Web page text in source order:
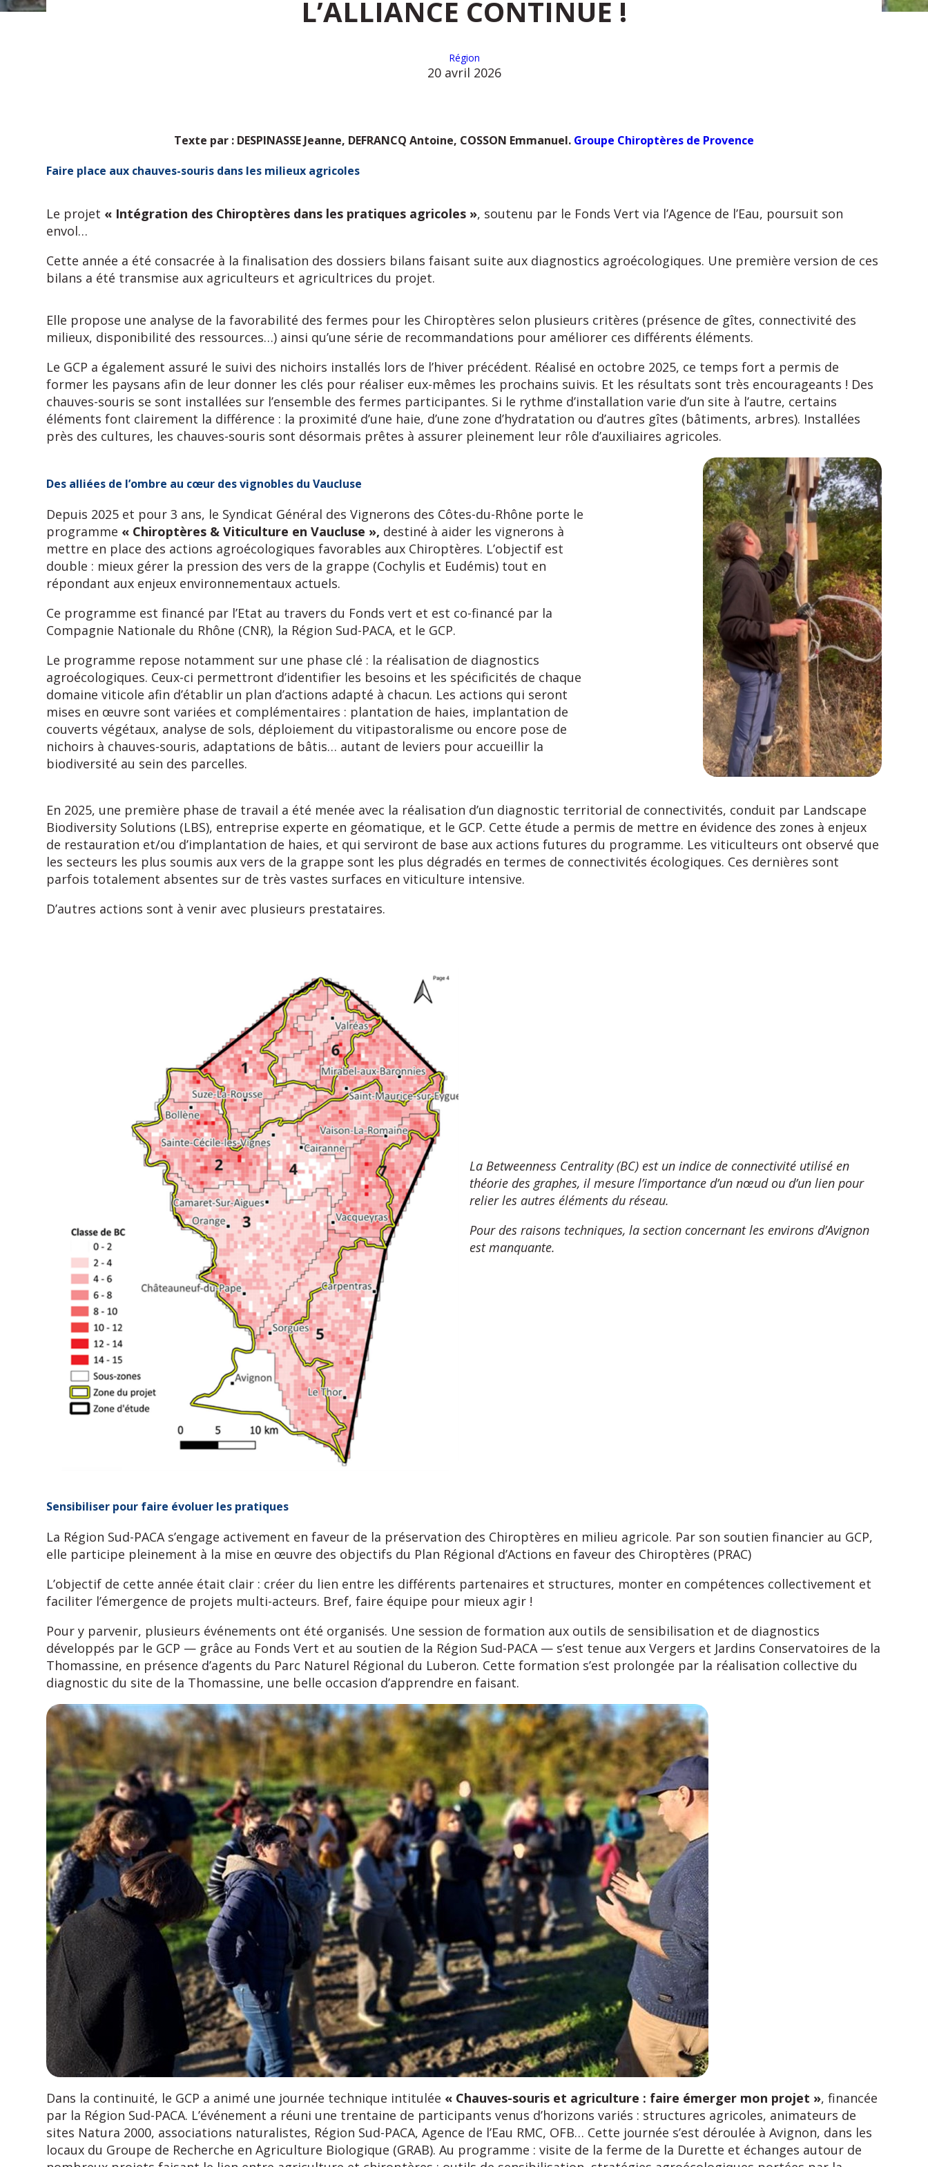
L’ALLIANCE CONTINUE !
Région
20 avril 2026
Texte par : DESPINASSE Jeanne, DEFRANCQ Antoine, COSSON Emmanuel. Groupe Chiroptères de Provence
Faire place aux chauves-souris dans les milieux agricoles
Le projet « Intégration des Chiroptères dans les pratiques agricoles », soutenu par le Fonds Vert via l’Agence de l’Eau, poursuit son
envol…
Cette année a été consacrée à la finalisation des dossiers bilans faisant suite aux diagnostics agroécologiques. Une première version de ces
bilans a été transmise aux agriculteurs et agricultrices du projet.
Elle propose une analyse de la favorabilité des fermes pour les Chiroptères selon plusieurs critères (présence de gîtes, connectivité des
milieux, disponibilité des ressources…) ainsi qu’une série de recommandations pour améliorer ces différents éléments.
Le GCP a également assuré le suivi des nichoirs installés lors de l’hiver précédent. Réalisé en octobre 2025, ce temps fort a permis de
former les paysans afin de leur donner les clés pour réaliser eux-mêmes les prochains suivis. Et les résultats sont très encourageants ! Des
chauves-souris se sont installées sur l’ensemble des fermes participantes. Si le rythme d’installation varie d’un site à l’autre, certains
éléments font clairement la différence : la proximité d’une haie, d’une zone d’hydratation ou d’autres gîtes (bâtiments, arbres). Installées
près des cultures, les chauves-souris sont désormais prêtes à assurer pleinement leur rôle d’auxiliaires agricoles.
Des alliées de l’ombre au cœur des vignobles du Vaucluse
Depuis 2025 et pour 3 ans, le Syndicat Général des Vignerons des Côtes-du-Rhône porte le
programme « Chiroptères & Viticulture en Vaucluse », destiné à aider les vignerons à
mettre en place des actions agroécologiques favorables aux Chiroptères. L’objectif est
double : mieux gérer la pression des vers de la grappe (Cochylis et Eudémis) tout en
répondant aux enjeux environnementaux actuels.
Ce programme est financé par l’Etat au travers du Fonds vert et est co-financé par la
Compagnie Nationale du Rhône (CNR), la Région Sud-PACA, et le GCP.
Le programme repose notamment sur une phase clé : la réalisation de diagnostics
agroécologiques. Ceux-ci permettront d’identifier les besoins et les spécificités de chaque
domaine viticole afin d’établir un plan d’actions adapté à chacun. Les actions qui seront
mises en œuvre sont variées et complémentaires : plantation de haies, implantation de
couverts végétaux, analyse de sols, déploiement du vitipastoralisme ou encore pose de
nichoirs à chauves-souris, adaptations de bâtis… autant de leviers pour accueillir la
biodiversité au sein des parcelles.
En 2025, une première phase de travail a été menée avec la réalisation d’un diagnostic territorial de connectivités, conduit par Landscape
Biodiversity Solutions (LBS), entreprise experte en géomatique, et le GCP. Cette étude a permis de mettre en évidence des zones à enjeux
de restauration et/ou d’implantation de haies, et qui serviront de base aux actions futures du programme. Les viticulteurs ont observé que
les secteurs les plus soumis aux vers de la grappe sont les plus dégradés en termes de connectivités écologiques. Ces dernières sont
parfois totalement absentes sur de très vastes surfaces en viticulture intensive.
D’autres actions sont à venir avec plusieurs prestataires.
La Betweenness Centrality (BC) est un indice de connectivité utilisé en
théorie des graphes, il mesure l’importance d’un nœud ou d’un lien pour
relier les autres éléments du réseau.
Pour des raisons techniques, la section concernant les environs d’Avignon
est manquante.
Sensibiliser pour faire évoluer les pratiques
La Région Sud-PACA s’engage activement en faveur de la préservation des Chiroptères en milieu agricole. Par son soutien financier au GCP,
elle participe pleinement à la mise en œuvre des objectifs du Plan Régional d’Actions en faveur des Chiroptères (PRAC)
L’objectif de cette année était clair : créer du lien entre les différents partenaires et structures, monter en compétences collectivement et
faciliter l’émergence de projets multi-acteurs. Bref, faire équipe pour mieux agir !
Pour y parvenir, plusieurs événements ont été organisés. Une session de formation aux outils de sensibilisation et de diagnostics
développés par le GCP — grâce au Fonds Vert et au soutien de la Région Sud-PACA — s’est tenue aux Vergers et Jardins Conservatoires de la
Thomassine, en présence d’agents du Parc Naturel Régional du Luberon. Cette formation s’est prolongée par la réalisation collective du
diagnostic du site de la Thomassine, une belle occasion d’apprendre en faisant.
Dans la continuité, le GCP a animé une journée technique intitulée « Chauves-souris et agriculture : faire émerger mon projet », financée
par la Région Sud-PACA. L’événement a réuni une trentaine de participants venus d’horizons variés : structures agricoles, animateurs de
sites Natura 2000, associations naturalistes, Région Sud-PACA, Agence de l’Eau RMC, OFB… Cette journée s’est déroulée à Avignon, dans les
locaux du Groupe de Recherche en Agriculture Biologique (GRAB). Au programme : visite de la ferme de la Durette et échanges autour de